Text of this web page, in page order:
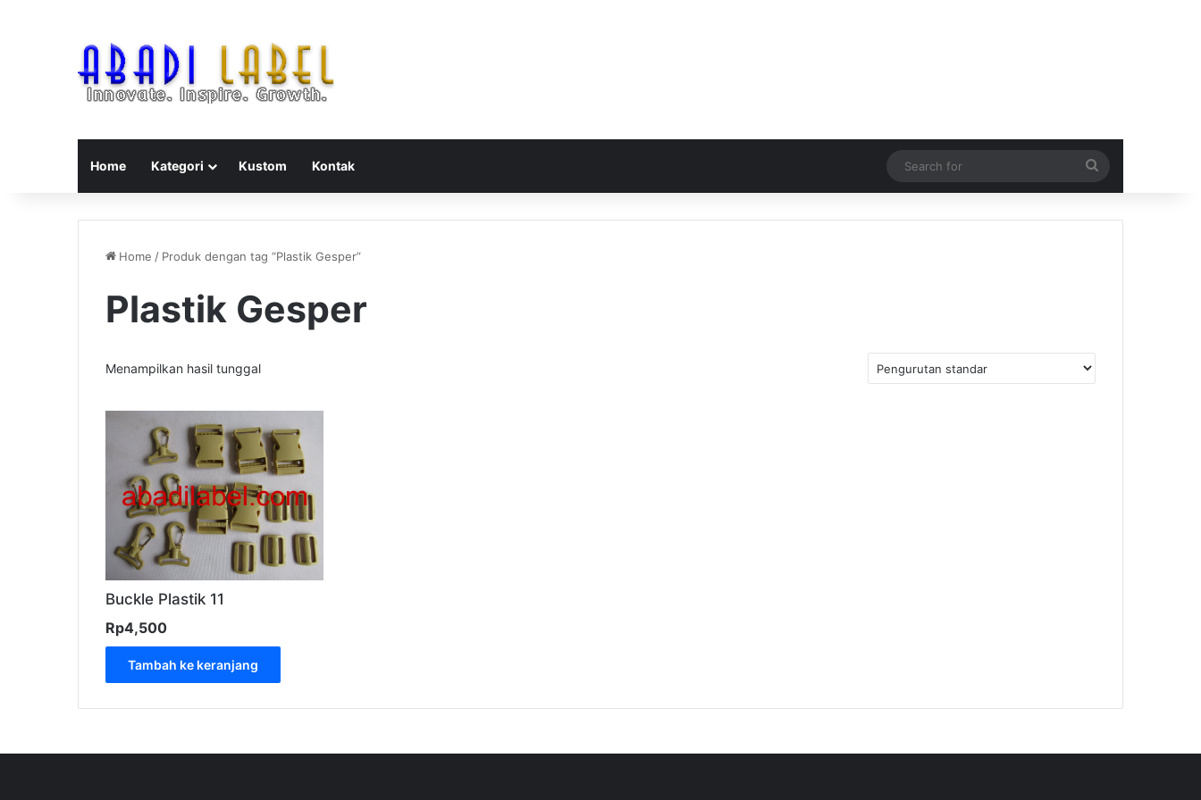
Home Kategori Kustom Kontak
for
Home / Produk dengan tag “Plastik Gesper”
Plastik Gesper
Menampilkan hasil tunggal
Buckle Plastik 11
Rp4,500
Tambah ke keranjang